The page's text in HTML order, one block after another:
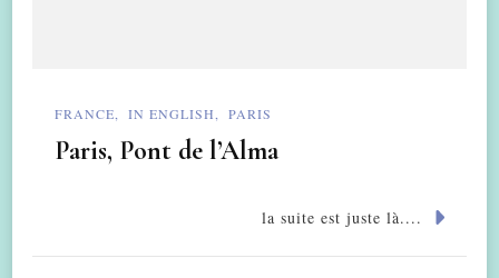
FRANCE IN ENGLISH PARIS
Paris, Pont de l’Alma
la suite est juste là....